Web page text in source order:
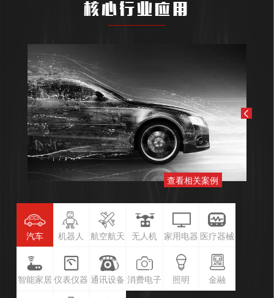
核心行业应用
查看相关案例
汽车 机器人 航空航天 无人机 家用电器 医疗器械
智能家居 仪表仪器 通讯设备 消费电子 照明 金融